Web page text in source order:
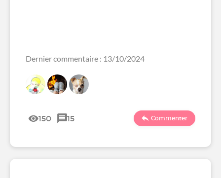
Dernier commentaire : 13/10/2024
150 15 Commenter